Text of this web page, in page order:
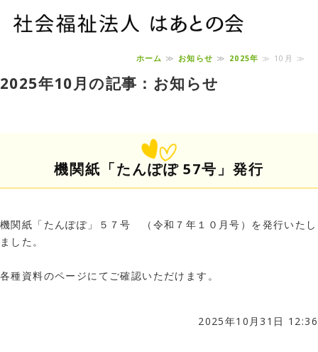
法人概要
ホーム ≫お知らせ ≫ 2025年 ≫ 10月 ≫
2025年10月の記事：お知らせ
機関紙「たんぽぽ 57号」発行
機関紙「たんぽぽ」５７号 （令和７年１０月号）を発行いたし
ました。
各種資料のページにてご確認いただけます。
2025年10月31日 12:36